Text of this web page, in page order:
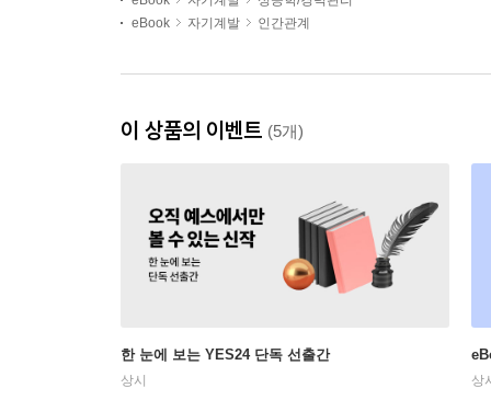
eBook
자기계발 인간관계
이 상품의 이벤트 (5개)
한 눈에 보는 YES24 단독 선출간
상시 상